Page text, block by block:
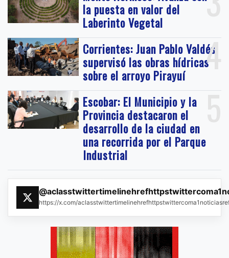
la puesta en valor del
Laberinto Vegetal
4
Corrientes: Juan Pablo Valdés
supervisó las obras hídricas
sobre el arroyo Pirayuí
5
Escobar: El Municipio y la
Provincia destacaron el
desarrollo de la ciudad en
una recorrida por el Parque
Industrial
https://x.com/